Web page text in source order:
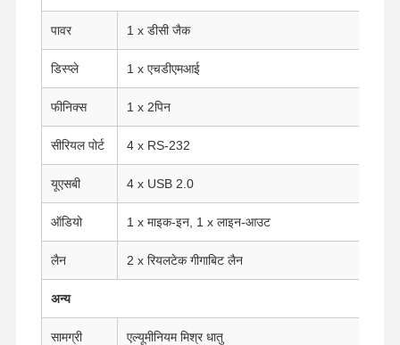
गुणवत्ता नियंत्रण हमसे संपर्क करें अब बात करें
फ़ायरवॉल मिनी पीसी
औद्योगिक मिनी पीसी
कोर मिनी पीसी
पावर 1 x डीसी जैक
डिस्प्ले 1 x एचडीएमआई
फीनिक्स 1 x 2पिन
सीरियल पोर्ट 4 x RS-232
यूएसबी 4 x USB 2.0
ऑडियो 1 x माइक-इन, 1 x लाइन-आउट
लैन 2 x रियलटेक गीगाबिट लैन
अन्य
सामग्री एल्यूमीनियम मिश्र धातु